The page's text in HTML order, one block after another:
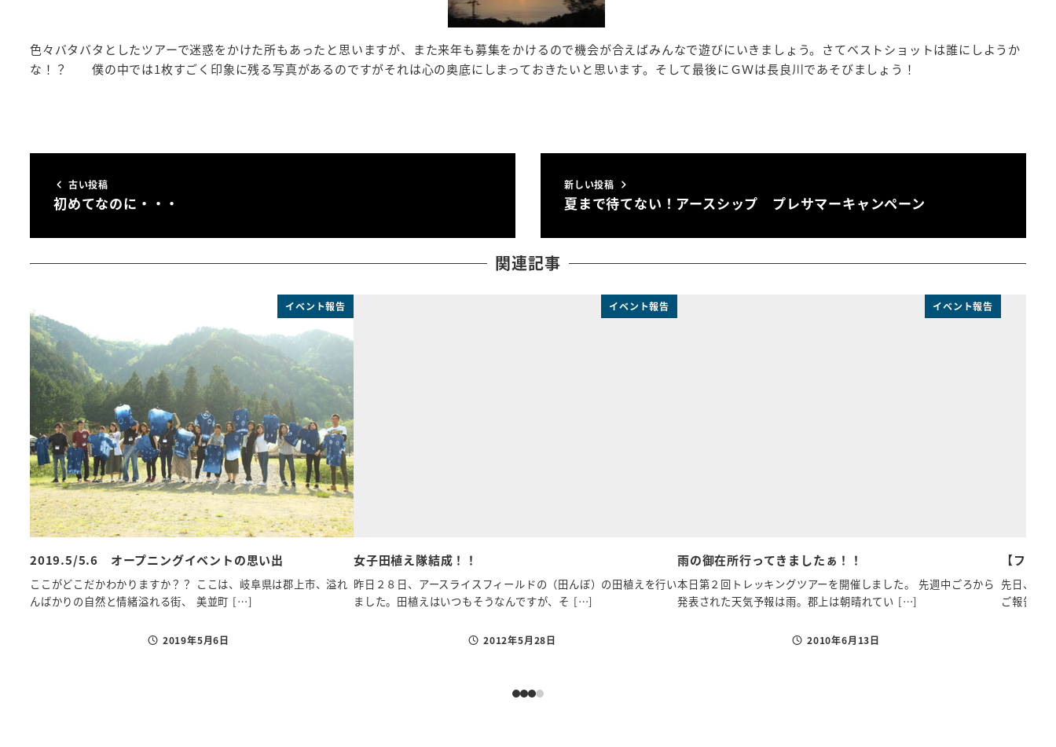
色々バタバタとしたツアーで迷惑をかけた所もあったと思いますが、また来年も募集をかけるので機会が合えばみんなで遊びにいきましょう。さてベストショットは誰にしようか
な！？ 僕の中では1枚すごく印象に残る写真があるのですがそれは心の奥底にしまっておきたいと思います。そして最後にＧＷは長良川であそびましょう！
古い投稿
初めてなのに・・・
新しい投稿
夏まで待てない！アースシップ プレサマーキャンペーン
関連記事
イベント報告
2019.5/5.6 オープニングイベントの思い出
ここがどこだかわかりますか？？ ここは、岐阜県は郡上市、溢れ
んばかりの自然と情緒溢れる街、 美並町 […]
投稿日2019年5月6日
イベント報告
女子田植え隊結成！！
昨日２８日、アースライスフィールドの（田んぼ）の田植えを行い
ました。田植えはいつもそうなんですが、そ […]
投稿日2012年5月28日
イベント報告
雨の御在所行ってきましたぁ！！
本日第２回トレッキングツアーを開催しました。 先週中ごろから
発表された天気予報は雨。郡上は朝晴れてい […]
投稿日2010年6月13日
【ファ
先日、11
ご報告で